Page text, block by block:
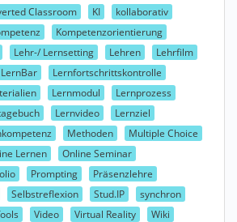
Classroom KI
kollaborativ
Kompetenzorientierung
Lehr-/ Lernsetting Lehren
Lehrfilm
LernBar
Lernfortschrittskontrolle
Lernmodul
Lernprozess
Lernvideo
Lernziel
Methoden
Multiple Choice
Lernen
Online Seminar
Prompting
Präsenzlehre
Selbstreflexion Stud.IP
synchron
Video Virtual Reality
Wiki